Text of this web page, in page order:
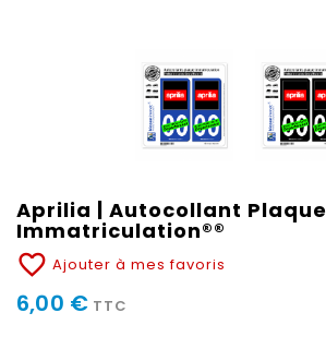
Aprilia | Autocollant Plaque
Immatriculation®®
favorite_border Ajouter à mes favoris
6,00 € TTC